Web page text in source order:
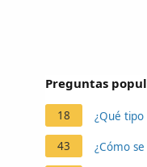
Preguntas
18 ¿Qué tipo
43 ¿Cómo